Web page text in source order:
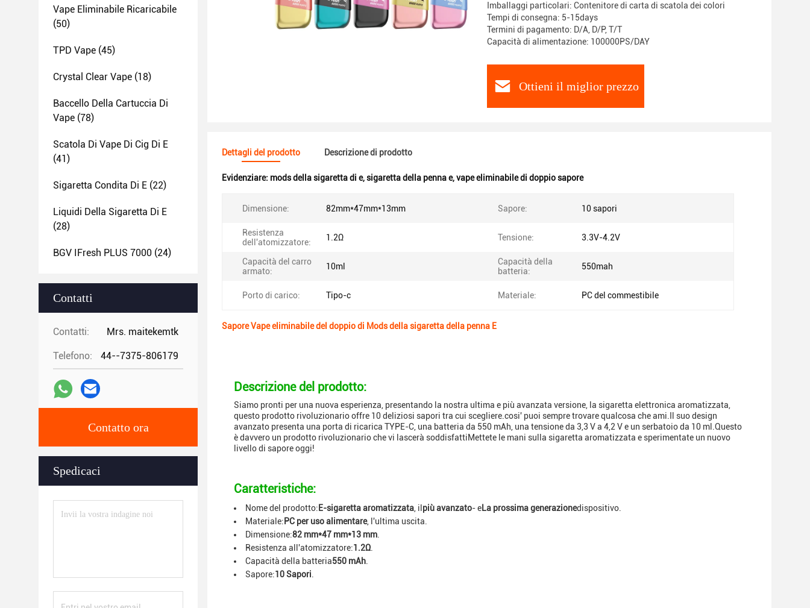
Vape Eliminabile Ricaricabile
(50)
TPD Vape (45)
Crystal Clear Vape (18)
Baccello Della Cartuccia Di
Vape (78)
Scatola Di Vape Di Cig Di E
(41)
Sigaretta Condita Di E (22)
Liquidi Della Sigaretta Di E
(28)
BGV IFresh PLUS 7000 (24)
Contatti
Contatti: Mrs. maitekemtk
Telefono: 44--7375-806179
Contatto ora
Spedicaci
Imballaggi particolari: Contenitore di carta di scatola dei colori
Tempi di consegna: 5-15days
Termini di pagamento: D/A, D/P, T/T
Capacità di alimentazione: 100000PS/DAY
Ottieni il miglior prezzo
Dettagli del prodotto Descrizione di prodotto
Evidenziare: mods della sigaretta di e,sigaretta della penna e,vape eliminabile di doppio sapore
Dimensione: 82mm*47mm*13mm Sapore: 10 sapori
Resistenza
dell'atomizzatore:
1.2Ω Tensione: 3.3V-4.2V
Capacità del carro
armato:
10ml
Capacità della
batteria:
550mah
Porto di carico: Tipo-c Materiale: PC del commestibile
Sapore Vape eliminabile del doppio di Mods della sigaretta della penna E
Descrizione del prodotto:
Siamo pronti per una nuova esperienza, presentando la nostra ultima e più avanzata versione, la sigaretta elettronica aromatizzata,
questo prodotto rivoluzionario offre 10 deliziosi sapori tra cui scegliere.cosi' puoi sempre trovare qualcosa che ami.Il suo design
avanzato presenta una porta di ricarica TYPE-C, una batteria da 550 mAh, una tensione da 3,3 V a 4,2 V e un serbatoio da 10 ml.Questo
è davvero un prodotto rivoluzionario che vi lascerà soddisfattiMettete le mani sulla sigaretta aromatizzata e sperimentate un nuovo
livello di sapore oggi!
Caratteristiche:
Nome del prodotto: E-sigaretta aromatizzata , il più avanzato- eLa prossima generazionedispositivo.
Materiale: PC per uso alimentare, l'ultima uscita.
Dimensione:82 mm*47 mm*13 mm
Resistenza all'atomizzatore:1.2Ω
Capacità della batteria550 mAh
Sapore:10 Sapori